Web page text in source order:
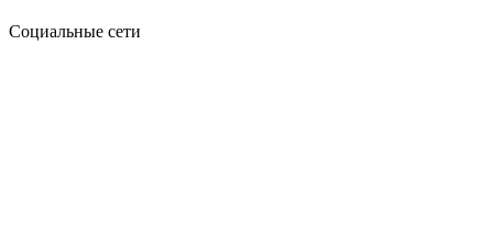
Социальные сети